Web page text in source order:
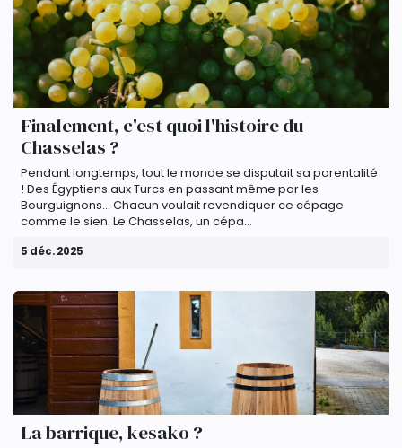
Finalement, c'est quoi l'histoire du
Chasselas ?
Pendant longtemps, tout le monde se disputait sa parentalité
! Des Égyptiens aux Turcs en passant même par les
Bourguignons... Chacun voulait revendiquer ce cépage
comme le sien. Le Chasselas, un cépa...
5 déc. 2025
La barrique, kesako ?